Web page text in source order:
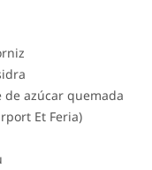
azúcar quemada
Et Feria)